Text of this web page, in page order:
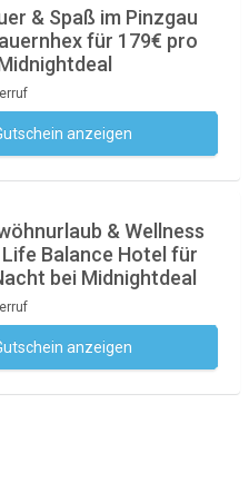
& Spaß im Pinzgau
für 179€ pro
anzeigen
& Wellness
Balance Hotel für
bei Midnightdeal
anzeigen